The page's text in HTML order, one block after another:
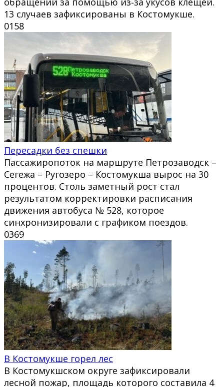
13 случаев зафиксированы в Костомукше.
0158
Пересадки без спешки
Пассажиропоток на маршруте Петрозаводск –
Сегежа – Ругозеро – Костомукша вырос на 30
процентов. Столь заметный рост стал
результатом корректировки расписания
движения автобуса № 528, которое
синхронизировали с графиком поездов.
0369
В Костомукше горел лес
В Костомукшском округе зафиксировали
лесной пожар, площадь которого составила 4